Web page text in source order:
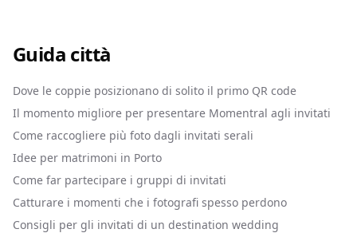
Guida città
Dove le coppie posizionano di solito il primo QR code
Il momento migliore per presentare Momentral agli invitati
Come raccogliere più foto dagli invitati serali
Idee per matrimoni in Porto
Come far partecipare i gruppi di invitati
Catturare i momenti che i fotografi spesso perdono
Consigli per gli invitati di un destination wedding